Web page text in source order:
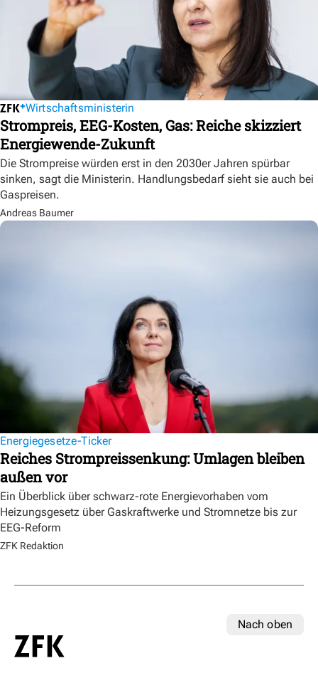
Wirtschaftsministerin
Strompreis, EEG-Kosten, Gas: Reiche skizziert
Energiewende-Zukunft
Die Strompreise würden erst in den 2030er Jahren spürbar
sinken, sagt die Ministerin. Handlungsbedarf sieht sie auch bei
Gaspreisen.
Andreas Baumer
Energiegesetze-Ticker
Reiches Strompreissenkung: Umlagen bleiben
außen vor
Ein Überblick über schwarz-rote Energievorhaben vom
Heizungsgesetz über Gaskraftwerke und Stromnetze bis zur
EEG-Reform
ZFK Redaktion
Nach oben